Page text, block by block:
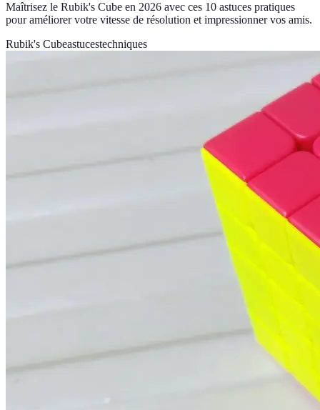
Maîtrisez le Rubik's Cube en 2026 avec ces 10 astuces pratiques
pour améliorer votre vitesse de résolution et impressionner vos amis.
Rubik's Cubeastucestechniques